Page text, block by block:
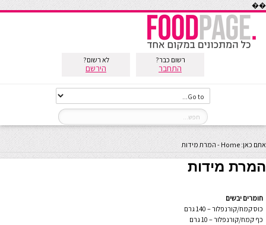
��
רשום כבר?
התחבר
לא רשום?
הירשם
אתם כאן: Home
- המרת מידות
המרת מידות
חומרים יבשים
כוס קמח/קורנפלור – 140 גרם
כף קמח/קורנפלור – 10 גרם